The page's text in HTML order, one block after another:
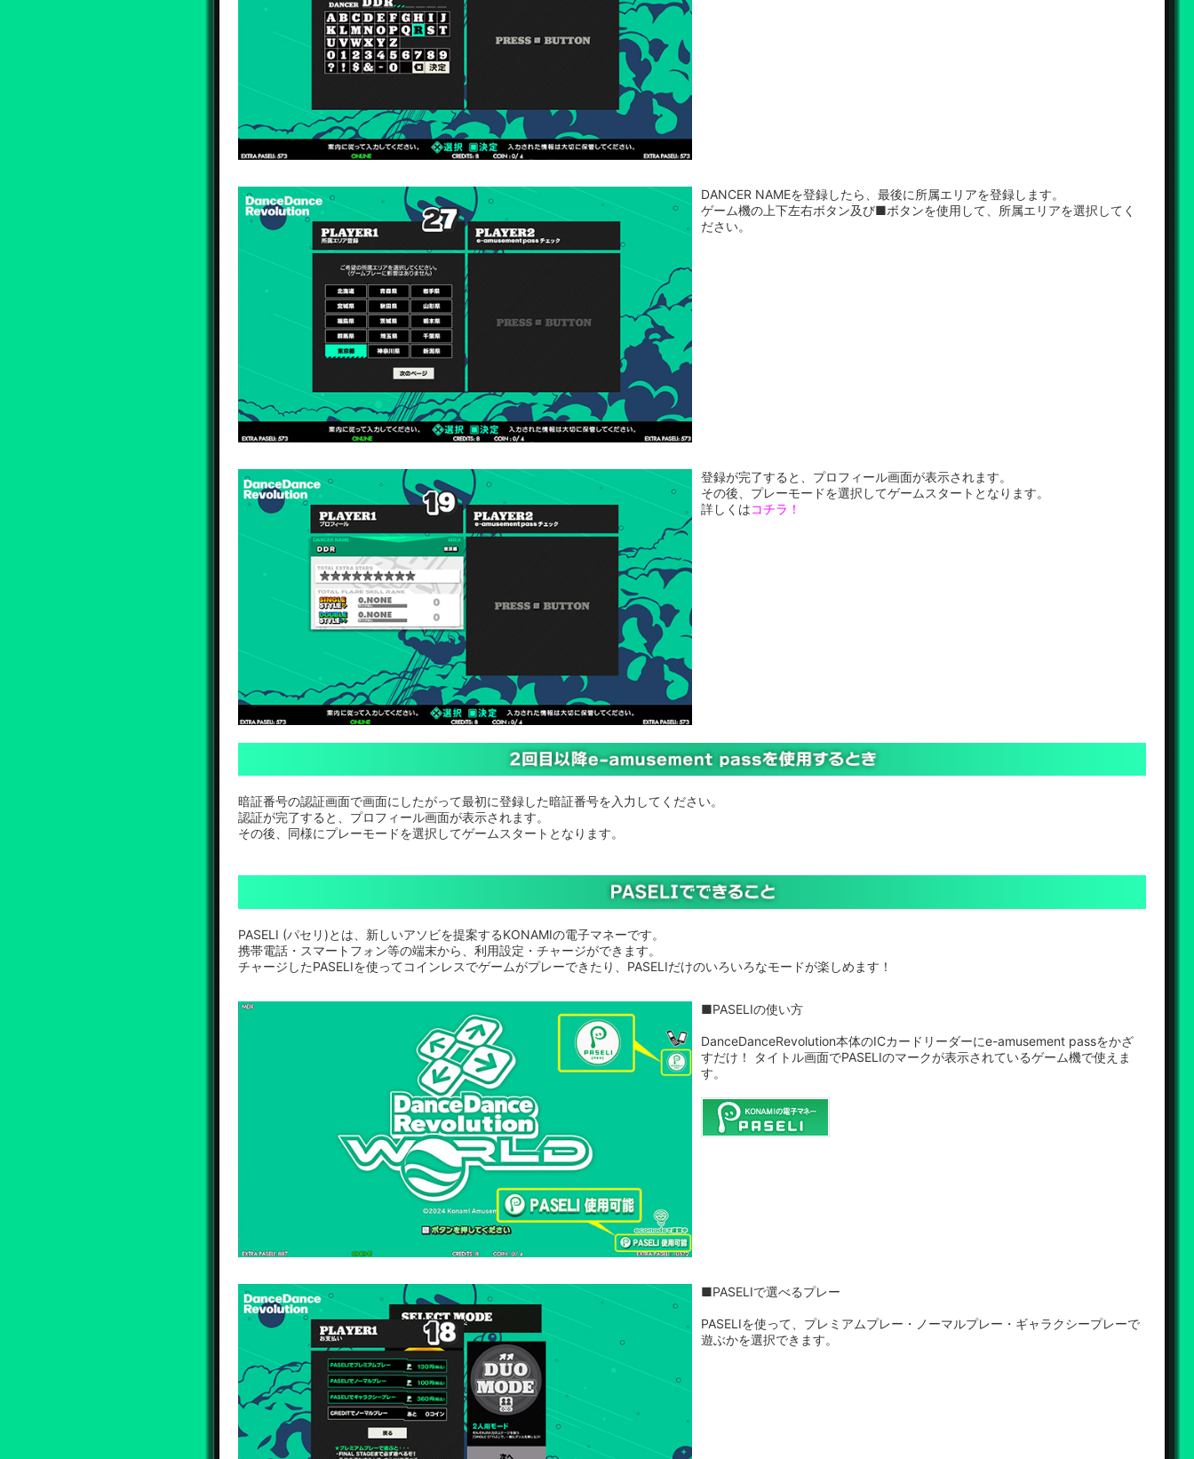
DANCER NAMEを登録したら、最後に所属エリアを登録します。
ゲーム機の上下左右ボタン及び■ボタンを使用して、所属エリアを選択してく
ださい。
登録が完了すると、プロフィール画面が表示されます。
その後、プレーモードを選択してゲームスタートとなります。
詳しくはコチラ！
暗証番号の認証画面で画面にしたがって最初に登録した暗証番号を入力してください。
認証が完了すると、プロフィール画面が表示されます。
その後、同様にプレーモードを選択してゲームスタートとなります。
PASELI (パセリ)とは、新しいアソビを提案するKONAMIの電子マネーです。
携帯電話・スマートフォン等の端末から、利用設定・チャージができます。
チャージしたPASELIを使ってコインレスでゲームがプレーできたり、PASELIだけのいろいろなモードが楽しめます！
■PASELIの使い方
DanceDanceRevolution本体のICカードリーダーにe-amusement passをかざ
すだけ！ タイトル画面でPASELIのマークが表示されているゲーム機で使えま
す。
■PASELIで選べるプレー
PASELIを使って、プレミアムプレー・ノーマルプレー・ギャラクシープレーで
遊ぶかを選択できます。